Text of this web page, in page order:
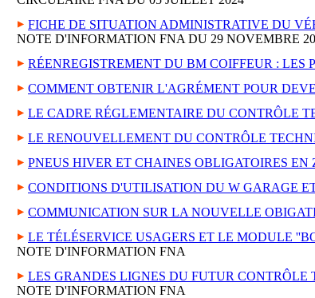
FICHE DE SITUATION ADMINISTRATIVE DU
NOTE D'INFORMATION FNA DU 29 NOVEMBRE
RÉENREGISTREMENT DU BM COIFFEUR : LES
COMMENT OBTENIR L'AGRÉMENT POUR
LE CADRE RÉGLEMENTAIRE DU CONTRÔLE
LE RENOUVELLEMENT DU CONTRÔLE
PNEUS HIVER ET CHAINES OBLIGATOIRES EN
CONDITIONS D'UTILISATION DU W GARAGE
COMMUNICATION SUR LA NOUVELLE
LE TÉLÉSERVICE USAGERS ET LE MODULE
NOTE D'INFORMATION FNA
LES GRANDES LIGNES DU FUTUR CONTRÔLE
NOTE D'INFORMATION FNA